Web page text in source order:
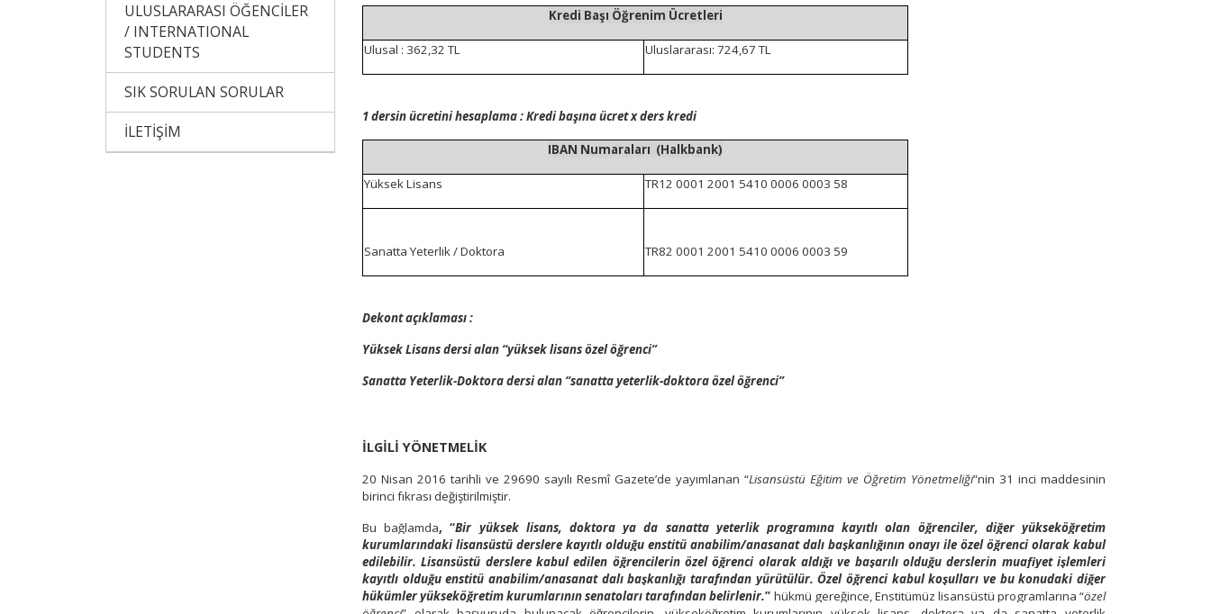
ULUSLARARASI ÖĞENCİLER
/ INTERNATIONAL
STUDENTS
SIK SORULAN SORULAR
İLETİŞİM
Kredi Başı Öğrenim Ücretleri
Ulusal : 362,32 TL Uluslararası: 724,67 TL
1 dersin ücretini hesaplama : Kredi başına ücret x ders kredi
IBAN Numaraları (Halkbank)
Yüksek Lisans TR12 0001 2001 5410 0006 0003 58
Sanatta Yeterlik / Doktora TR82 0001 2001 5410 0006 0003 59
Dekont açıklaması :
Yüksek Lisans dersi alan “yüksek lisans özel öğrenci”
Sanatta Yeterlik-Doktora dersi alan “sanatta yeterlik-doktora özel öğrenci”
İLGİLİ YÖNETMELİK
20 Nisan 2016 tarihli ve 29690 sayılı Resmî Gazete’de yayımlanan “Lisansüstü Eğitim ve Öğretim Yönetmeliği”nin 31 inci maddesinin
birinci fıkrası değiştirilmiştir.
Bu bağlamda, “Bir yüksek lisans, doktora ya da sanatta yeterlik programına kayıtlı olan öğrenciler, diğer yükseköğretim
kurumlarındaki lisansüstü derslere kayıtlı olduğu enstitü anabilim/anasanat dalı başkanlığının onayı ile özel öğrenci olarak kabul
edilebilir. Lisansüstü derslere kabul edilen öğrencilerin özel öğrenci olarak aldığı ve başarılı olduğu derslerin muafiyet işlemleri
kayıtlı olduğu enstitü anabilim/anasanat dalı başkanlığı tarafından yürütülür. Özel öğrenci kabul koşulları ve bu konudaki diğer
hükümler yükseköğretim kurumlarının senatoları tarafından belirlenir.” hükmü gereğince, Enstitümüz lisansüstü programlarına “özel